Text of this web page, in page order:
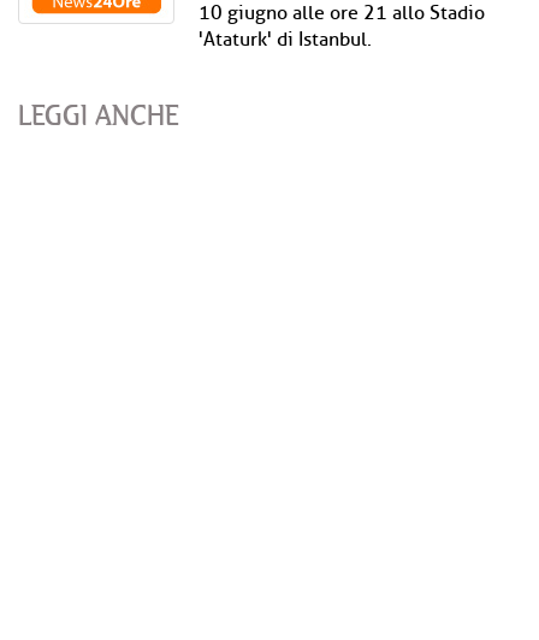
10 giugno alle ore 21 allo Stadio
'Ataturk' di Istanbul.
LEGGI ANCHE